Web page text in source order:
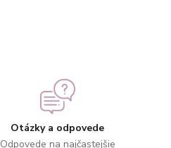
Otázky a odpovede
Odpovede na najčastejšie